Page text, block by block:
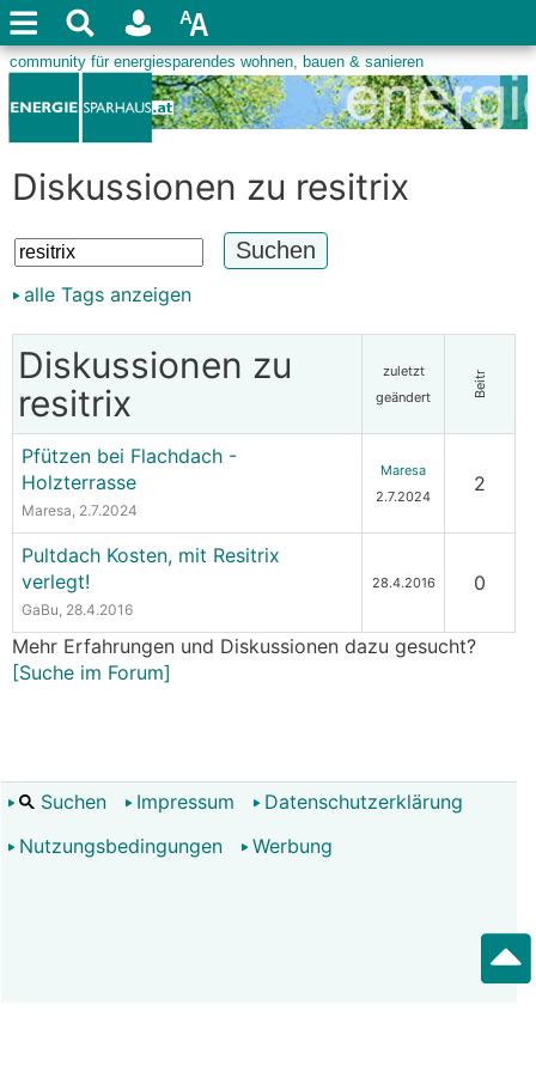
Diskussionen zu resitrix
alle Tags anzeigen
Diskussionen zu
resitrix
zuletzt
geändert
Beitr
Pfützen bei Flachdach -
Holzterrasse
Maresa, 2.7.2024
Maresa
2.7.2024
2
Pultdach Kosten, mit Resitrix
verlegt!
GaBu, 28.4.2016
28.4.2016 0
Mehr Erfahrungen und Diskussionen dazu gesucht?
[Suche im Forum]
Suchen Impressum
Datenschutzerklärung
Nutzungsbedingungen
Werbung